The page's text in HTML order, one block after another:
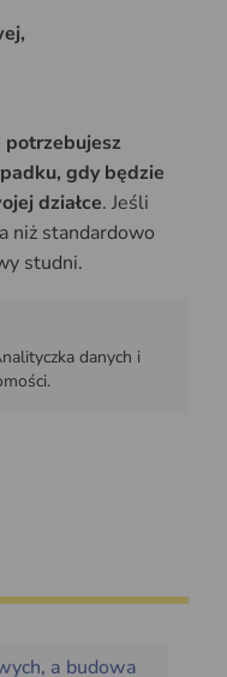
potrzebujesz
gdy będzie
działce. Jeśli
niż standardowo
studni.
danych i
a budowa